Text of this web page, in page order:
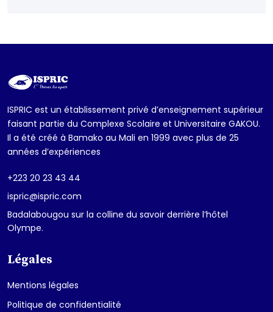
ISPRIC est un établissement privé d’enseignement supérieur
faisant partie du Complexe Scolaire et Universitaire GAKOU.
Il a été créé à Bamako au Mali en 1999 avec plus de 25
années d’expériences
+223 20 23 43 44
ispric@ispric.com
Badalabougou sur la colline du savoir derrière l’hôtel
Olympe.
Légales
Mentions légales
Politique de confidentialité